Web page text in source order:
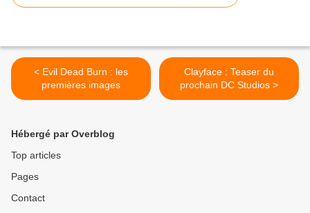
< Evil Dead Burn : les
premières images
Clayface : Teaser du
prochain DC Studios >
Hébergé par Overblog
Top articles
Pages
Contact